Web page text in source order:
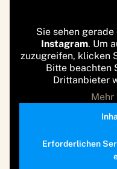
Sie sehen
Instagram. Um
zuzugreifen, klicken
Bitte beachten
Drittanbieter
Mehr
Erforderlichen